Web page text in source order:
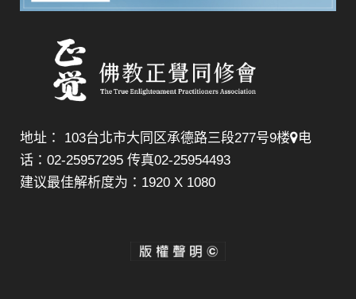
地址： 103台北市大同区承德路三段277号9楼
电
话：02-25957295 传真02-25954493
建议最佳解析度为：1920 X 1080